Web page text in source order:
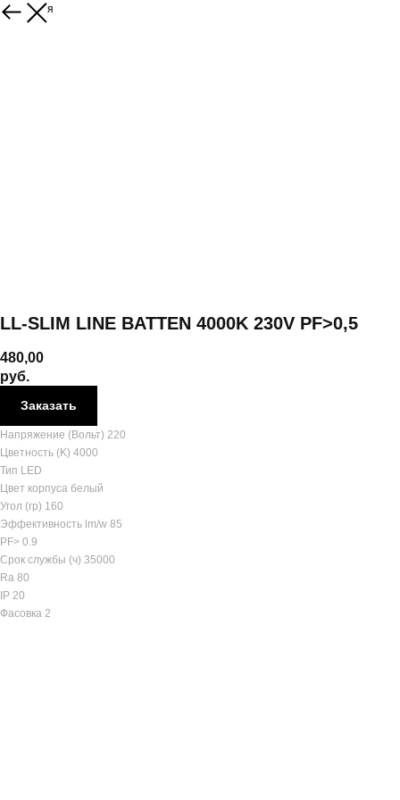
Вернуться
LL-SLIM LINE BATTEN 4000K 230V PF>0,5
480,00
руб.
Заказать
Напряжение (Вольт) 220
Цветность (K) 4000
Тип LED
Цвет корпуса белый
Угол (гр) 160
Эффективность lm/w 85
PF> 0.9
Срок службы (ч) 35000
Ra 80
IP 20
Фасовка 2